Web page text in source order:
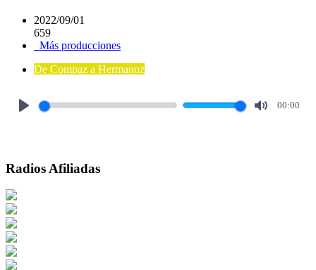
2022/09/01
659
Más producciones
De Compaz a Hermanoz
00:00
Radios Afiliadas